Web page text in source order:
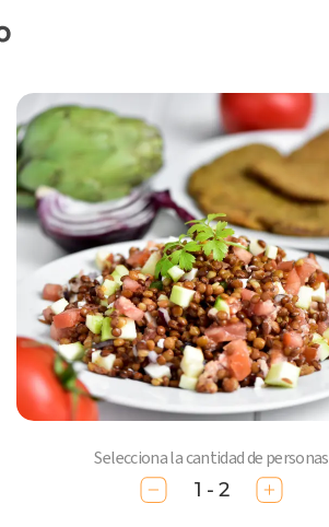
Selecciona la cantidad de personas
1 - 2